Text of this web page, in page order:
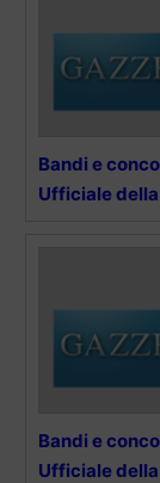
Bandi e
Ufficiale
Bandi e
Ufficiale